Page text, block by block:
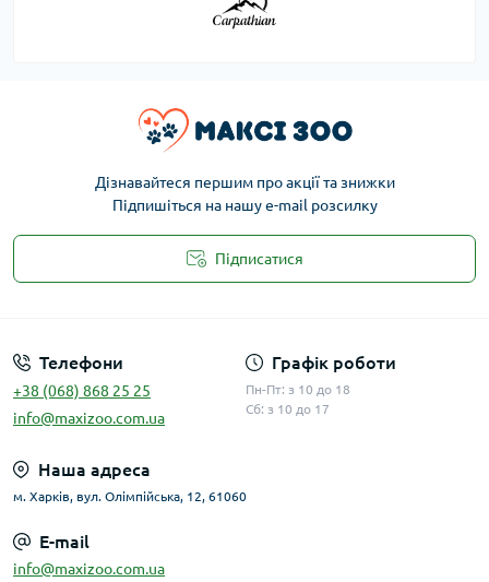
Дізнавайтеся першим про акції та знижки
Підпишіться на нашу e-mail розсилку
Підписатися
Телефони
+38 (068) 868 25 25
info@maxizoo.com.ua
Графік роботи
Пн-Пт: з 10 до 18
Сб: з 10 до 17
Наша адреса
м. Харків, вул. Олімпійська, 12, 61060
E-mail
info@maxizoo.com.ua